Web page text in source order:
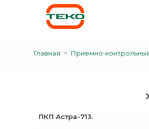
Главная Приемно-
ПКП Астра-713.